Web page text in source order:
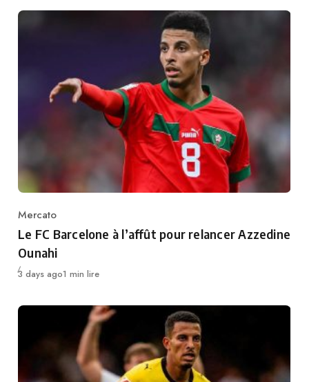
Category
Mercato
Le FC Barcelone à l’affût pour relancer Azzedine
Ounahi
Publié
3 days ago1 min lire